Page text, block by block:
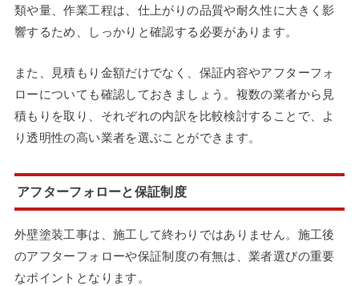
類や量、作業工程は、仕上がりの品質や耐久性に大きく影
響するため、しっかりと確認する必要があります。
また、見積もり金額だけでなく、保証内容やアフターフォ
ローについても確認しておきましょう。複数の業者から見
積もりを取り、それぞれの内訳を比較検討することで、よ
り透明性の高い業者を選ぶことができます。
アフターフォローと保証制度
外壁塗装工事は、施工して終わりではありません。施工後
のアフターフォローや保証制度の有無は、業者選びの重要
なポイントとなります。